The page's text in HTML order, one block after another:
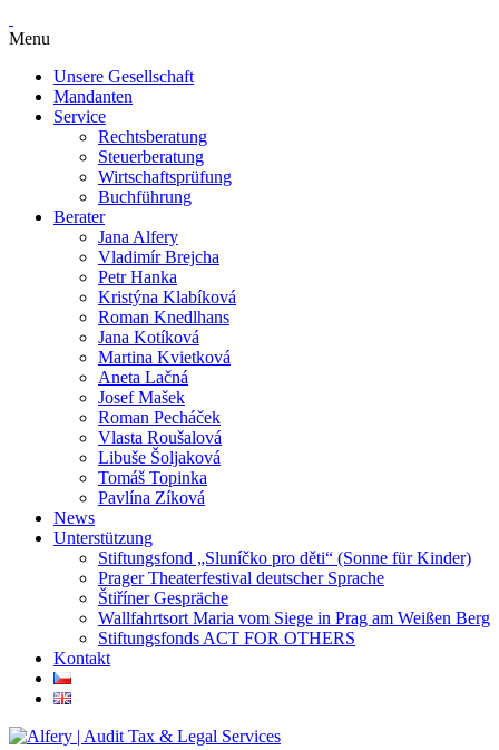
Menu
Unsere Gesellschaft
Mandanten
Service
Rechtsberatung
Steuerberatung
Wirtschaftsprüfung
Buchführung
Berater
Jana Alfery
Vladimír Brejcha
Petr Hanka
Kristýna Klabíková
Roman Knedlhans
Jana Kotíková
Martina Kvietková
Aneta Lačná
Josef Mašek
Roman Pecháček
Vlasta Roušalová
Libuše Šoljaková
Tomáš Topinka
Pavlína Zíková
News
Unterstützung
Stiftungsfond „Sluníčko pro děti“ (Sonne für Kinder)
Prager Theaterfestival deutscher Sprache
Štiříner Gespräche
Wallfahrtsort Maria vom Siege in Prag am Weißen Berg
Stiftungsfonds ACT FOR OTHERS
Kontakt